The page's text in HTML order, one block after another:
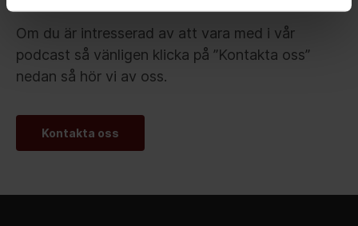
Om du är intresserad av att vara med i vår
podcast så vänligen klicka på ”Kontakta oss”
nedan så hör vi av oss.
Kontakta oss